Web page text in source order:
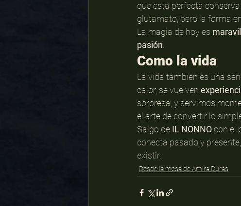
que está perfecta
glutamato, pero la forma
La magia de hoy es
pasión
Como la vida
La vida también es una
calor, se vuelven
sorpresa, y servimos
el arte de convertir lo
Salgo de IL NONNO con el
conecta pasado y
existir.
Desde la mesa de Amira Durás